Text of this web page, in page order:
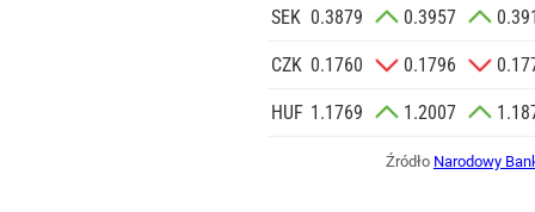
SEK 0.3879 0.3957
CZK 0.1760 0.1796
HUF 1.1769 1.2007
Źródło Narodowy